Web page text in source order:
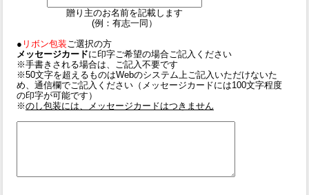
贈り主のお名前を記載します
(例：有志一同）
● リボン包装ご選択の方
メッセージカードに印字ご希望の場合ご記入ください
※手書きされる場合は、ご記入不要です
※50文字を超えるものはWebのシステム上ご記入いただけないた
め、通信欄でご記入ください（メッセージカードには100文字程度
の印字が可能です）
※のし包装には、メッセージカードはつきません